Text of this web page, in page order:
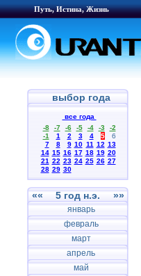
Путь, Истина, Жизнь
выбор года
все года
-8
-7 -6 -5 -4 -3
-2
-1
1 2 3 4 5
6
7
8 9 10 11 12 13
14 15 16 17 18 19 20
21 22 23 24 25 26 27
28 29 30
«« 5 год н.э. »»
январь
февраль
март
апрель
май